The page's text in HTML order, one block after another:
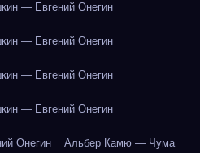
— Евгений Онегин
— Евгений Онегин
— Евгений Онегин
— Евгений Онегин
Онегин Альбер Камю — Чума